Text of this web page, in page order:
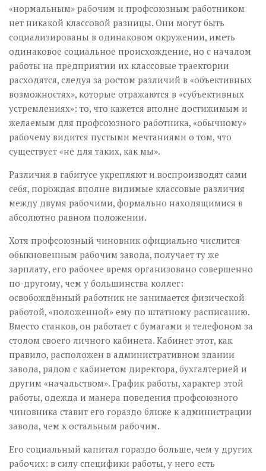
«нормальным» рабочим и профсоюзным работником
нет никакой классовой разницы. Они могут быть
социализированы в одинаковом окружении, иметь
одинаковое социальное происхождение, но с началом
работы на предприятии их классовые траектории
расходятся, следуя за ростом различий в «объективных
возможностях», которые отражаются в «субъективных
устремлениях»: то, что кажется вполне достижимым и
желаемым для профсоюзного работника, «обычному»
рабочему видится пустыми мечтаниями о том, что
существует «не для таких, как мы».
Различия в габитусе укрепляют и воспроизводят сами
себя, порождая вполне видимые классовые различия
между двумя рабочими, формально находящимися в
абсолютно равном положении.
Хотя профсоюзный чиновник официально числится
обыкновенным рабочим завода, получает ту же
зарплату, его рабочее время организовано совершенно
по-другому, чем у большинства коллег:
освобождённый работник не занимается физической
работой, «положенной» ему по штатному расписанию.
Вместо станков, он работает с бумагами и телефоном за
столом своего личного кабинета. Кабинет этот, как
правило, расположен в административном здании
завода, рядом с кабинетом директора, бухгалтерией и
другим «начальством». График работы, характер этой
работы, одежда и манера поведения профсоюзного
чиновника ставит его гораздо ближе к администрации
завода, чем к остальным рабочим.
Его социальный капитал гораздо больше, чем у других
рабочих: в силу специфики работы, у него есть